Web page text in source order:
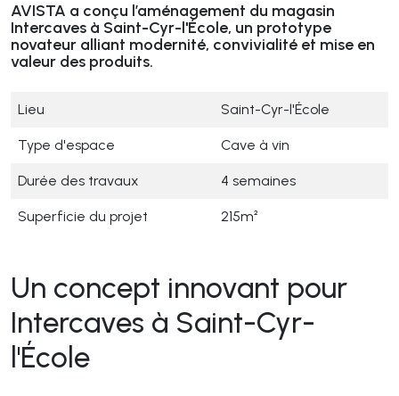
AVISTA a conçu l’aménagement du magasin
Intercaves à Saint-Cyr-l'École, un prototype
novateur alliant modernité, convivialité et mise en
valeur des produits.
Lieu Saint-Cyr-l'École
Type d'espace Cave à vin
Durée des travaux 4 semaines
Superficie du projet 215m²
Un concept innovant pour
Intercaves à Saint-Cyr-
l'École